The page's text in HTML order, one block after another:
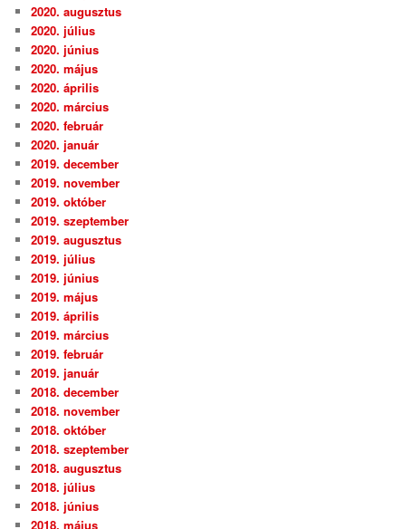
2020. augusztus
2020. július
2020. június
2020. május
2020. április
2020. március
2020. február
2020. január
2019. december
2019. november
2019. október
2019. szeptember
2019. augusztus
2019. július
2019. június
2019. május
2019. április
2019. március
2019. február
2019. január
2018. december
2018. november
2018. október
2018. szeptember
2018. augusztus
2018. július
2018. június
2018. május